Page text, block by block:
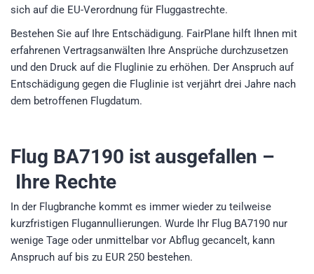
sich auf die EU-Verordnung für Fluggastrechte.
Bestehen Sie auf Ihre Entschädigung. FairPlane hilft Ihnen mit
erfahrenen Vertragsanwälten Ihre Ansprüche durchzusetzen
und den Druck auf die Fluglinie zu erhöhen. Der Anspruch auf
Entschädigung gegen die Fluglinie ist verjährt drei Jahre nach
dem betroffenen Flugdatum.
Flug BA7190 ist ausgefallen –
Ihre Rechte
In der Flugbranche kommt es immer wieder zu teilweise
kurzfristigen Flugannullierungen. Wurde Ihr Flug BA7190 nur
wenige Tage oder unmittelbar vor Abflug gecancelt, kann
Anspruch auf bis zu EUR 250 bestehen.